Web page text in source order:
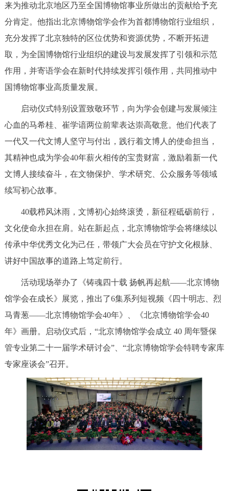
来为推动北京地区乃至全国博物馆事业所做出的贡献给予充
分肯定。他指出北京博物馆学会作为首都博物馆行业组织，
充分发挥了北京独特的区位优势和资源优势，不断开拓进
取，为全国博物馆行业组织的建设与发展发挥了引领和示范
作用，并寄语学会在新时代持续发挥引领作用，共同推动中
国博物馆事业高质量发展。
启动仪式特别设置致敬环节，向为学会创建与发展倾注
心血的马希桂、崔学谙两位前辈表达崇高敬意。他们代表了
一代又一代文博人坚守与付出，践行着文博人的使命担当，
其精神也成为学会40年薪火相传的宝贵财富，激励着新一代
文博人接续奋斗，在文物保护、学术研究、公众服务等领域
续写初心故事。
40载栉风沐雨，文博初心始终滚烫，新征程砥砺前行，
文化使命永担在肩。站在新起点，北京博物馆学会将继续以
传承中华优秀文化为己任，带领广大会员在守护文化根脉、
讲好中国故事的道路上笃定前行。
活动现场举办了《铸魂四十载 扬帆再起航——北京博物
馆学会在成长》展览，推出了6集系列短视频《四十明志、烈
马青葱——北京博物馆学会40年》、《北京博物馆学会40
年》画册。启动仪式后，“北京博物馆学会成立 40 周年暨保
管专业第二十一届学术研讨会”、“北京博物馆学会特聘专家库
专家座谈会”召开。